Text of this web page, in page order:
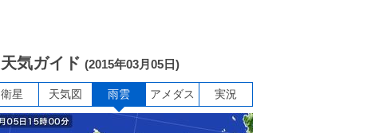
天気ガイド (2015年03月05日)
衛星 天気図 雨雲 アメダス 実況